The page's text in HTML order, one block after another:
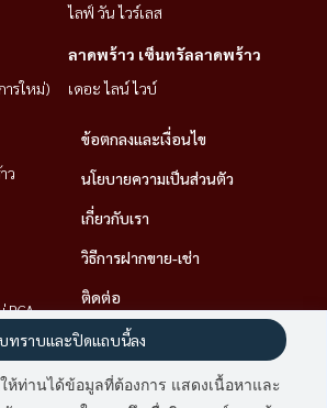
ไลฟ์ วัน ไวร์เลส
ารใหม่)
ลาดพร้าว เซ็นทรัลลาดพร้าว
เดอะ ไลน์ ไวบ์
ว
RCA
ข้อตกลงและเงื่อนไข
นโยบายความเป็นส่วนตัว
เกี่ยวกับเรา
วิธีการฝากขาย-เช่า
ติดต่อ
ให้ท่านได้ข้อมูลที่ต้องการ แสดงเนื้อหาและ
ทราบและปิดแถบนี้ลง